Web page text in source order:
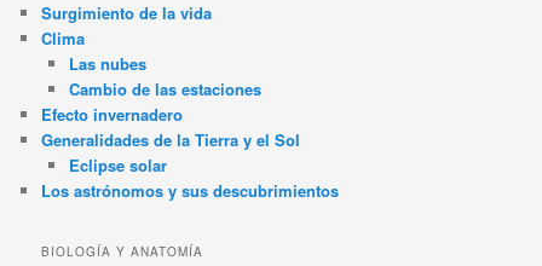
Surgimiento de la vida
Clima
Las nubes
Cambio de las estaciones
Efecto invernadero
Generalidades de la Tierra y el Sol
Eclipse solar
Los astrónomos y sus descubrimientos
BIOLOGÍA Y ANATOMÍA